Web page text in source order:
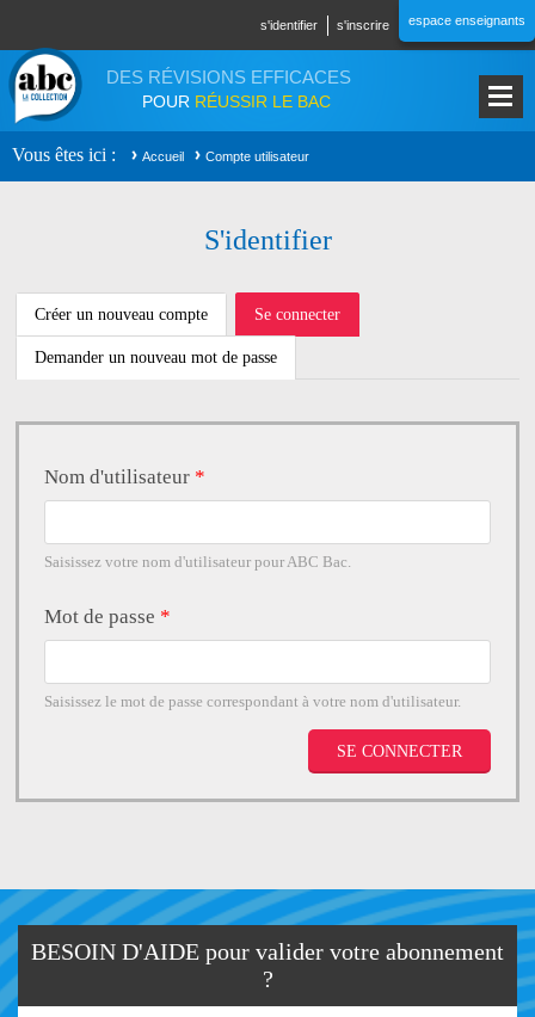
s'identifier s'inscrire espace enseignants
DES RÉVISIONS EFFICACES
POUR RÉUSSIR LE BAC
Vous êtes ici Accueil Compte utilisateur
S'identifier
Créer un nouveau compte Se connecter
actif)
Demander un nouveau mot de passe
Nom d'utilisateur *
Saisissez votre nom d'utilisateur pour ABC Bac.
Mot de passe *
Saisissez le mot de passe correspondant à votre nom d'utilisateur.
BESOIN D'AIDE pour valider votre abonnement
?